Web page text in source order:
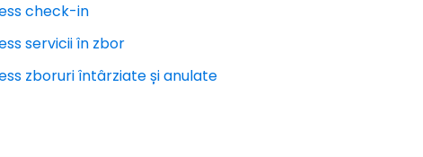
check-in
servicii în zbor
zboruri întârziate și anulate